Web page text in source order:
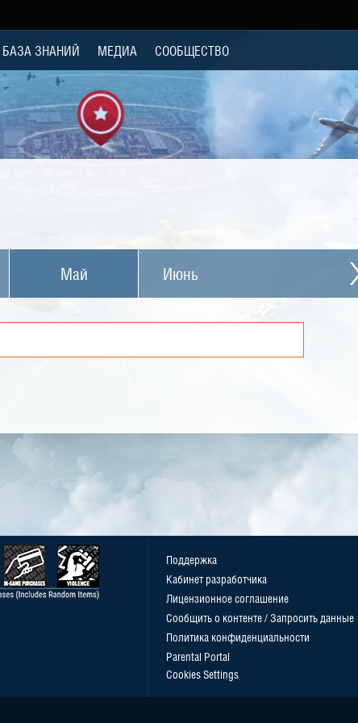
БАЗА ЗНАНИЙ МЕДИА СООБЩЕСТВО
Май Июнь
Поддержка
Кабинет разработчика
Лицензионное соглашение
Сообщить о контенте / Запросить данные
Политика конфиденциальности
Parental Portal
Cookies Settings